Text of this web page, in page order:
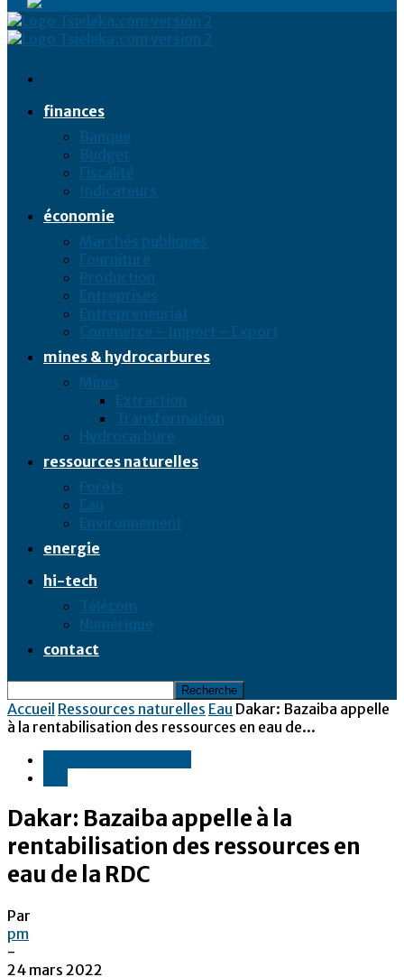
finances
Banque
Budget
Fiscalité
Indicateurs
économie
Marchés publiques
Fourniture
Production
Entreprises
Entrepreneuriat
Commerce – Import – Export
mines & hydrocarbures
Mines
Extraction
Transformation
Hydrocarbure
ressources naturelles
Forêts
Eau
Environnement
energie
hi-tech
Télécom
Numérique
contact
Accueil Ressources naturelles Eau Dakar: Bazaiba appelle
à la rentabilisation des ressources en eau de...
Dakar: Bazaiba appelle à la
rentabilisation des ressources en
eau de la RDC
Par
pm
-
24 mars 2022